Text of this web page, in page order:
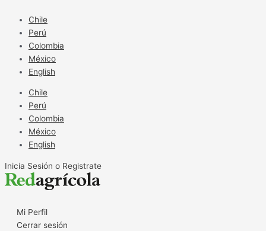
contenido
Chile
Perú
Colombia
México
English
Chile
Perú
Colombia
México
English
Inicia Sesión o Registrate
Mi Perfil
Cerrar sesión